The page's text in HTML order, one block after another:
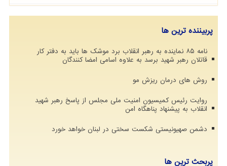
پربیننده ترین ها
نامه ۸۵ نماینده به رهبر انقلاب برد موشک ها باید به دفتر کار
قاتلان رهبر شهید برسد به علاوه اسامی امضا کنندگان
روش های درمان ریزش مو
روایت رئیس کمیسیون امنیت ملی مجلس از پاسخ رهبر شهید
انقلاب به پیشنهاد پناهگاه امن
دشمن صهیونیستی شکست سختی در لبنان خواهد خورد
پربحث ترین ها